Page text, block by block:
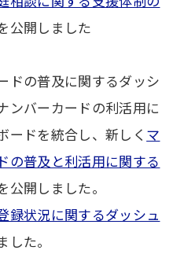
公開しました
ドの普及に関するダッシ
ンバーカードの利活用に
ードを統合し、新しく マ
の普及と利活用に関する
公開しました。
録状況に関するダッシュ
した。